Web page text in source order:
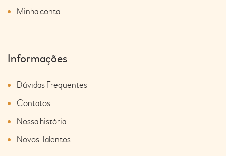
Minha conta
Informações
Dúvidas Frequentes
Contatos
Nossa história
Novos Talentos